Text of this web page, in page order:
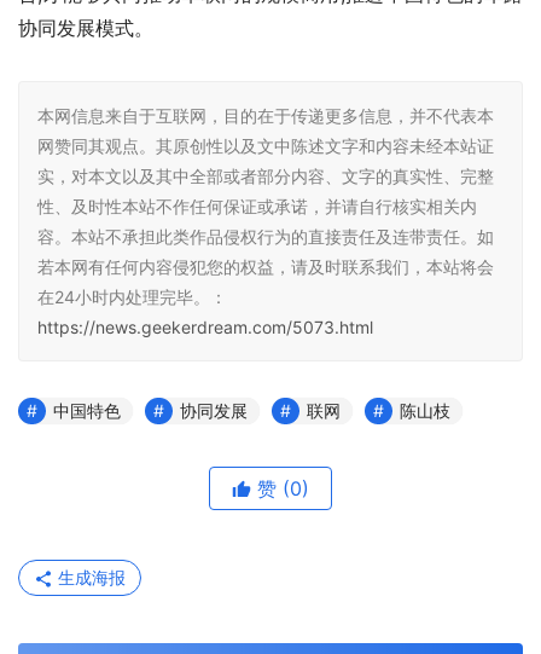
协同发展模式。
本网信息来自于互联网，目的在于传递更多信息，并不代表本
网赞同其观点。其原创性以及文中陈述文字和内容未经本站证
实，对本文以及其中全部或者部分内容、文字的真实性、完整
性、及时性本站不作任何保证或承诺，并请自行核实相关内
容。本站不承担此类作品侵权行为的直接责任及连带责任。如
若本网有任何内容侵犯您的权益，请及时联系我们，本站将会
在24小时内处理完毕。：
https://news.geekerdream.com/5073.html
中国特色 协同发展 联网 陈山枝
赞 (0)
生成海报